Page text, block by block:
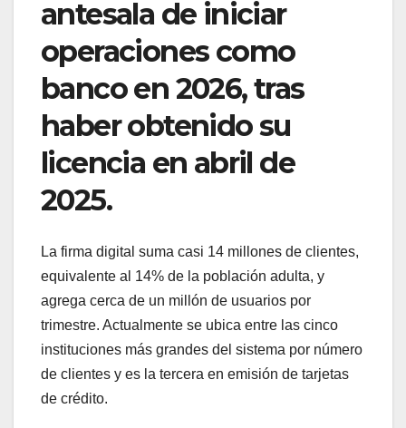
antesala de iniciar
operaciones como
banco en 2026, tras
haber obtenido su
licencia en abril de
2025.
La firma digital suma casi 14 millones de clientes,
equivalente al 14% de la población adulta, y
agrega cerca de un millón de usuarios por
trimestre. Actualmente se ubica entre las cinco
instituciones más grandes del sistema por número
de clientes y es la tercera en emisión de tarjetas
de crédito.